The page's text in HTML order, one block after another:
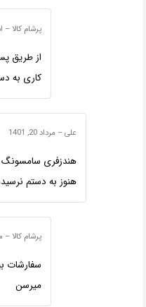
پرشام کالا–
از طریق
کاری به
علی– مرداد 20, 1401
هنوز به دستم
پرشام کالا–
میرسن